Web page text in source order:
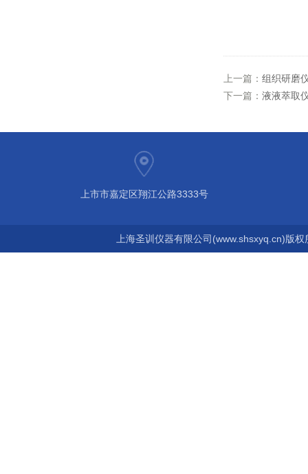
上一篇： 组织研磨
下一篇： 液液萃取
上市市嘉定区翔江公路3333号
上海圣训仪器有限公司(www.shsxyq.cn)版